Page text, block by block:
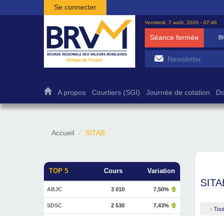
Aller au contenu principal
Se connecter
Vendredi, 7 août, 2026 - 07:46
Séance ferméeBICB 7 500
A propos Courtiers (SGI) Journée de cotation
Accueil SITAB
TOP 5 Cours Variation
ABJC 3 010 7,50%
SDSC 2 530 7,43%
-